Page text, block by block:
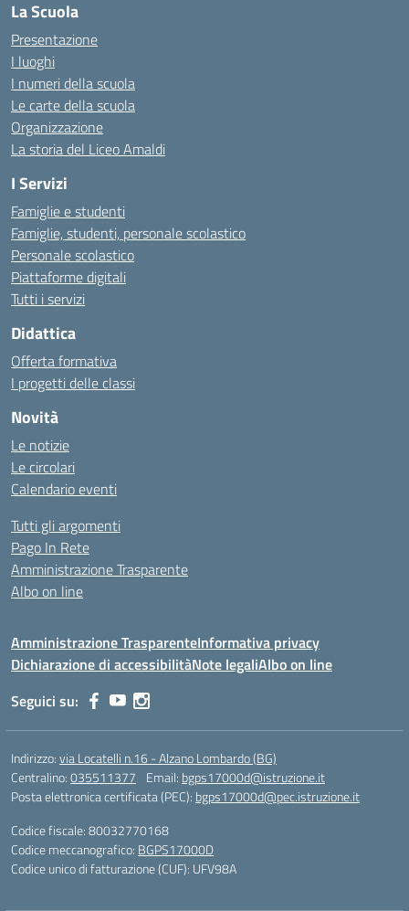
La Scuola
Presentazione
I luoghi
I numeri della scuola
Le carte della scuola
Organizzazione
La storia del Liceo Amaldi
I Servizi
Famiglie e studenti
Famiglie, studenti, personale scolastico
Personale scolastico
Piattaforme digitali
Tutti i servizi
Didattica
Offerta formativa
I progetti delle classi
Novità
Le notizie
Le circolari
Calendario eventi
Tutti gli argomenti
Pago In Rete
Amministrazione Trasparente
Albo on line
Amministrazione TrasparenteInformativa privacy
Dichiarazione di accessibilitàNote legaliAlbo on line
Seguici su:
Indirizzo:via Locatelli n.16 - Alzano Lombardo (BG)
Centralino:035511377 Email: bgps17000d@istruzione.it
Posta elettronica certificata (PEC): bgps17000d@pec.istruzione.it
Codice fiscale: 80032770168
Codice meccanografico: BGPS17000D
Codice unico di fatturazione (CUF): UFV98A